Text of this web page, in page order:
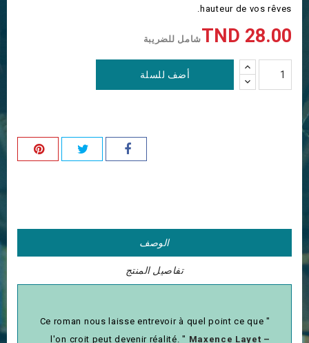
hauteur de vos rêves.
28.00 TND شامل للضريبة
أضف للسلة
الوصف
تفاصيل المنتج
" Ce roman nous laisse entrevoir à quel point ce que
l'on croit peut devenir réalité. " Maxence Layet –